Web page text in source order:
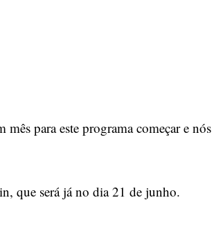
para este programa começar e nós
que será já no dia 21 de junho.